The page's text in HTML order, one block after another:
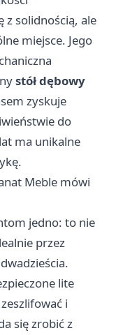
z solidnością, ale
miejsce. Jego
stół dębowy
zyskuje
do
ma unikalne
Meble mówi
jedno: to nie
przez
lite
i
się zrobić z